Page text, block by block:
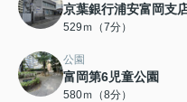
京葉銀行浦安富岡支
529ｍ（7分）
公園
富岡第6児童公園
580ｍ（8分）